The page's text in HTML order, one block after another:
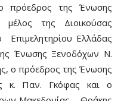
πρόεδρος της Ένωσης
μέλος της Διοικούσας
Επιμελητηρίου Ελλάδας
Ένωσης Ξενοδόχων Ν.
ο πρόεδρος της Ένωσης
κ. Παν. Γκόφας και ο